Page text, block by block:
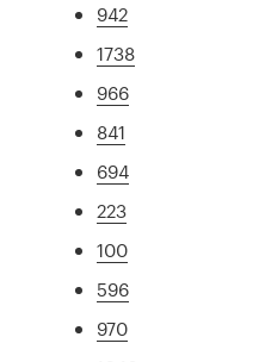
942
1738
966
841
694
223
100
596
970